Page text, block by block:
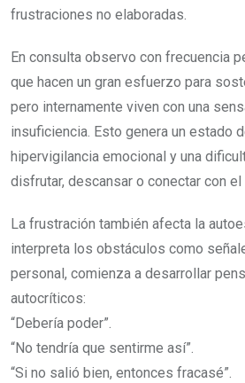
frustraciones no elaboradas.
En consulta observo con frecuencia
que hacen un gran esfuerzo para
pero internamente viven con una
insuficiencia. Esto genera un estado
hipervigilancia emocional y una
disfrutar, descansar o conectar con
La frustración también afecta la
interpreta los obstáculos como
personal, comienza a desarrollar
autocríticos:
“Debería poder”.
“No tendría que sentirme así”.
“Si no salió bien, entonces fracasé”.